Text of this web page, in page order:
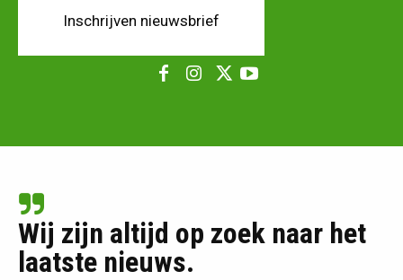
Inschrijven nieuwsbrief
Wij zijn altijd op zoek naar het
laatste nieuws.